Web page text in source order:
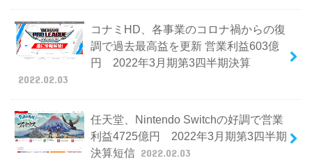
コナミHD、各事業のコロナ禍からの復
調で過去最高益を更新 営業利益603億
円 2022年3月期第3四半期決算
2022.02.03
任天堂、Nintendo Switchの好調で営業
利益4725億円 2022年3月期第3四半期
決算短信 2022.02.03